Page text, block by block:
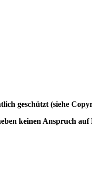
geschützt (siehe
keinen Anspruch